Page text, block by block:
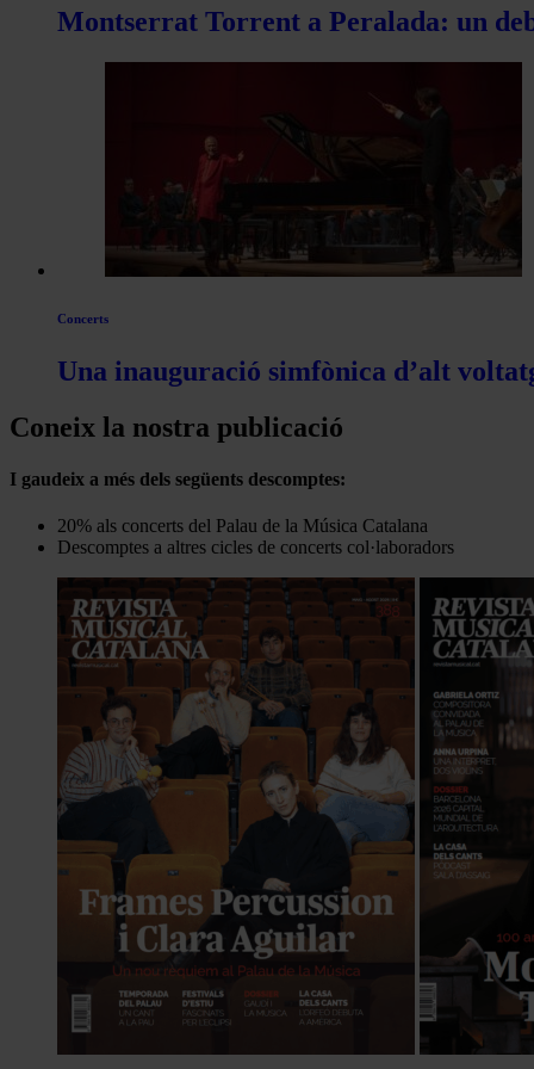
Montserrat Torrent a Peralada: un
Concerts
Una inauguració simfònica d’alt
Coneix la nostra publicació
I gaudeix a més dels següents descomptes:
20% als concerts del Palau de la Música Catalana
Descomptes a altres cicles de concerts col·laboradors